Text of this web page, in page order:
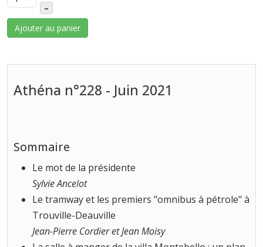
–
Ajouter au panier
Athéna n°228 - Juin 2021
Sommaire
Le mot de la présidente
Sylvie Ancelot
Le tramway et les premiers "omnibus à pétrole" à
Trouville-Deauville
Jean-Pierre Cordier et Jean Moisy